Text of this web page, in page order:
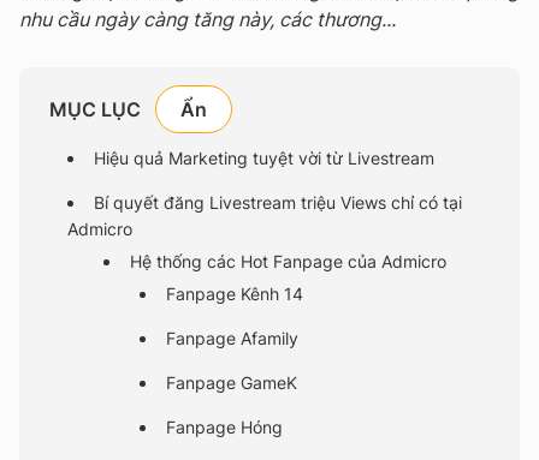
nhu cầu ngày càng tăng này, các thương...
MỤC LỤC
Hiệu quả Marketing tuyệt vời từ Livestream
Bí quyết đăng Livestream triệu Views chỉ có tại
Admicro
Hệ thống các Hot Fanpage của Admicro
Fanpage Kênh 14
Fanpage Afamily
Fanpage GameK
Fanpage Hóng